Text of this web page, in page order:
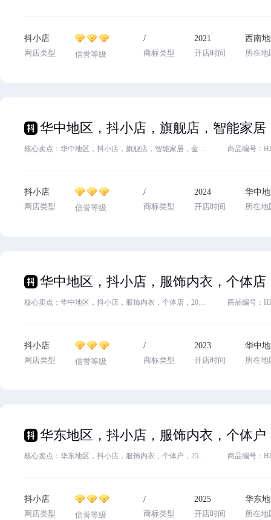
抖小店
网店类型
信誉等级
/
商标类型
2021
开店时间
西南
所在地
核心卖点：华中地区，抖小店，旗舰店，智能家居，金牌3 商品编号：
抖小店
网店类型
信誉等级
/
商标类型
2024
开店时间
华中
所在地
核心卖点：华中地区，抖小店，服饰内衣，个体店，2023入驻，主体变更，欢迎滴滴 商品编号：
抖小店
网店类型
信誉等级
/
商标类型
2023
开店时间
华中
所在地
核心卖点：华东地区，抖小店，服饰内衣，个体户，25年入驻，主体变更，欢迎咨询 商品编号：
抖小店
网店类型
信誉等级
/
商标类型
2025
开店时间
华东
所在地